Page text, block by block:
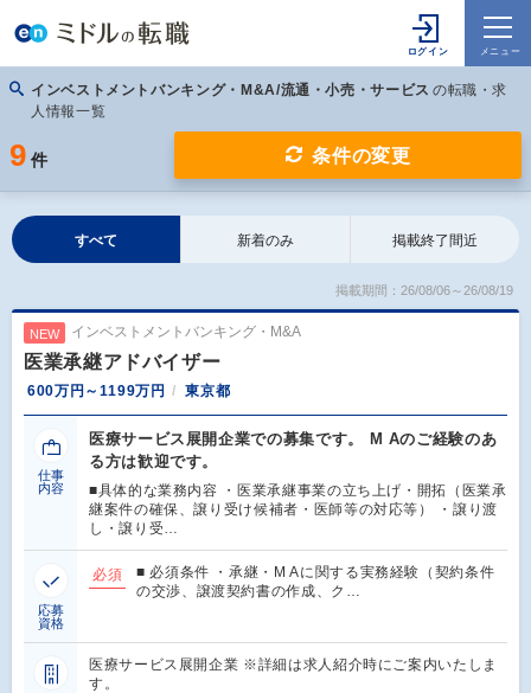
インベストメントバンキング・M&A/流通・小売・サービス の転職・求
人情報一覧
9 件 条件の変更
すべて 新着のみ 掲載終了間近
掲載期間：26/08/06～26/08/19
NEW インベストメントバンキング・M&A
医業承継アドバイザー
600万円～1199万円 東京都
仕事
内容
医療サービス展開企業での募集です。 M Aのご経験のあ
る方は歓迎です。
■具体的な業務内容 ・医業承継事業の立ち上げ・開拓（医業承
継案件の確保、譲り受け候補者・医師等の対応等） ・譲り渡
し・譲り受…
応募
資格
必須
■ 必須条件 ・承継・M Aに関する実務経験（契約条件
の交渉、譲渡契約書の作成、ク…
医療サービス展開企業 ※詳細は求人紹介時にご案内いたしま
す。